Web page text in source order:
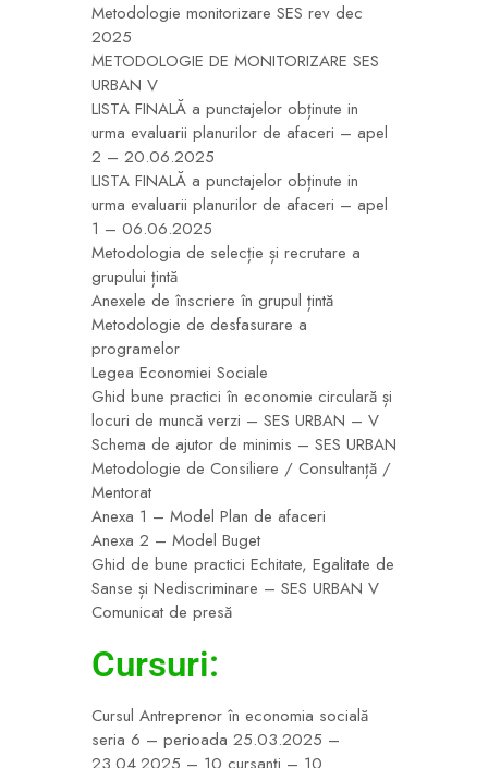
Metodologie monitorizare SES rev dec
2025
METODOLOGIE DE MONITORIZARE SES
URBAN V
LISTA FINALĂ a punctajelor obținute in
urma evaluarii planurilor de afaceri – apel
2 – 20.06.2025
LISTA FINALĂ a punctajelor obținute in
urma evaluarii planurilor de afaceri – apel
1 – 06.06.2025
Metodologia de selecție și recrutare a
grupului țintă
Anexele de înscriere în grupul țintă
Metodologie de desfasurare a
programelor
Legea Economiei Sociale
Ghid bune practici în economie circulară și
locuri de muncă verzi – SES URBAN – V
Schema de ajutor de minimis – SES URBAN
Metodologie de Consiliere / Consultanță /
Mentorat
Anexa 1 – Model Plan de afaceri
Anexa 2 – Model Buget
Ghid de bune practici Echitate, Egalitate de
Sanse și Nediscriminare – SES URBAN V
Comunicat de presă
Cursuri:
Cursul Antreprenor în economia socială
seria 6 – perioada 25.03.2025 –